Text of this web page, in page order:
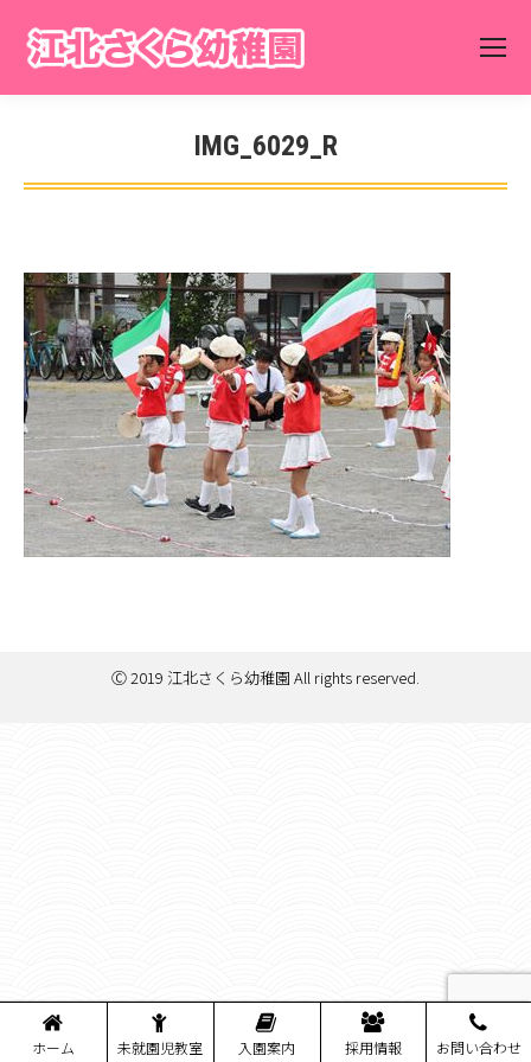
IMG_6029_R
You are here:
Ⓒ 2019 江北さくら幼稚園 All rights reserved.
ホーム 未就園児教室 入園案内 採用情報 お問い合わせ